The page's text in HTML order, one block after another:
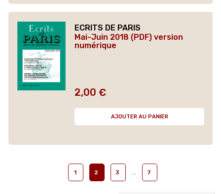
ECRITS DE PARIS
Mai-Juin 2018 (PDF) version
numérique
Prix
2,00 €
AJOUTER AU PANIER
1 2 3 7